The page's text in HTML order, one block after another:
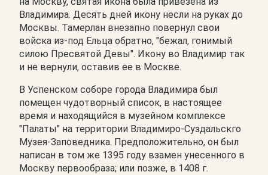
Владимира. Десять дней икону несли на руках до
Москвы. Тамерлан внезапно повернул свои
войска из-под Ельца обратно, "бежал, гонимый
силою Пресвятой Девы". Икону во Владимир так
и не вернули, оставив ее в Москве.
В Успенском соборе города Владимира был
помещен чудотворный список, в настоящее
время и находящийся в музейном комплексе
"Палаты" на территории Владимиро-Суздальскго
Музея-Заповедника. Предположительно, он был
написан в том же 1395 году взамен унесенного в
Москву первообраза; или позже, в 1408 г.